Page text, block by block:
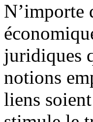
N’importe
juridiques
notions
liens